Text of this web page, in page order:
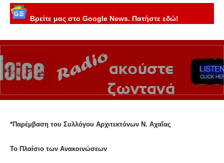
Βρείτε μας στο Google News. Πατήστε εδώ!
*Παρέμβαση του Συλλόγου Αρχιτεκτόνων Ν. Αχαΐας
Το Πλαίσιο των Ανακοινώσεων